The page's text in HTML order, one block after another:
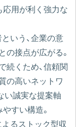
応用が利く強力な
いう、企業の意
の接点が広がる。
続くため、信頼関
の高いネットワ
い誠実な提案軸
すい構造。
よるストック型収